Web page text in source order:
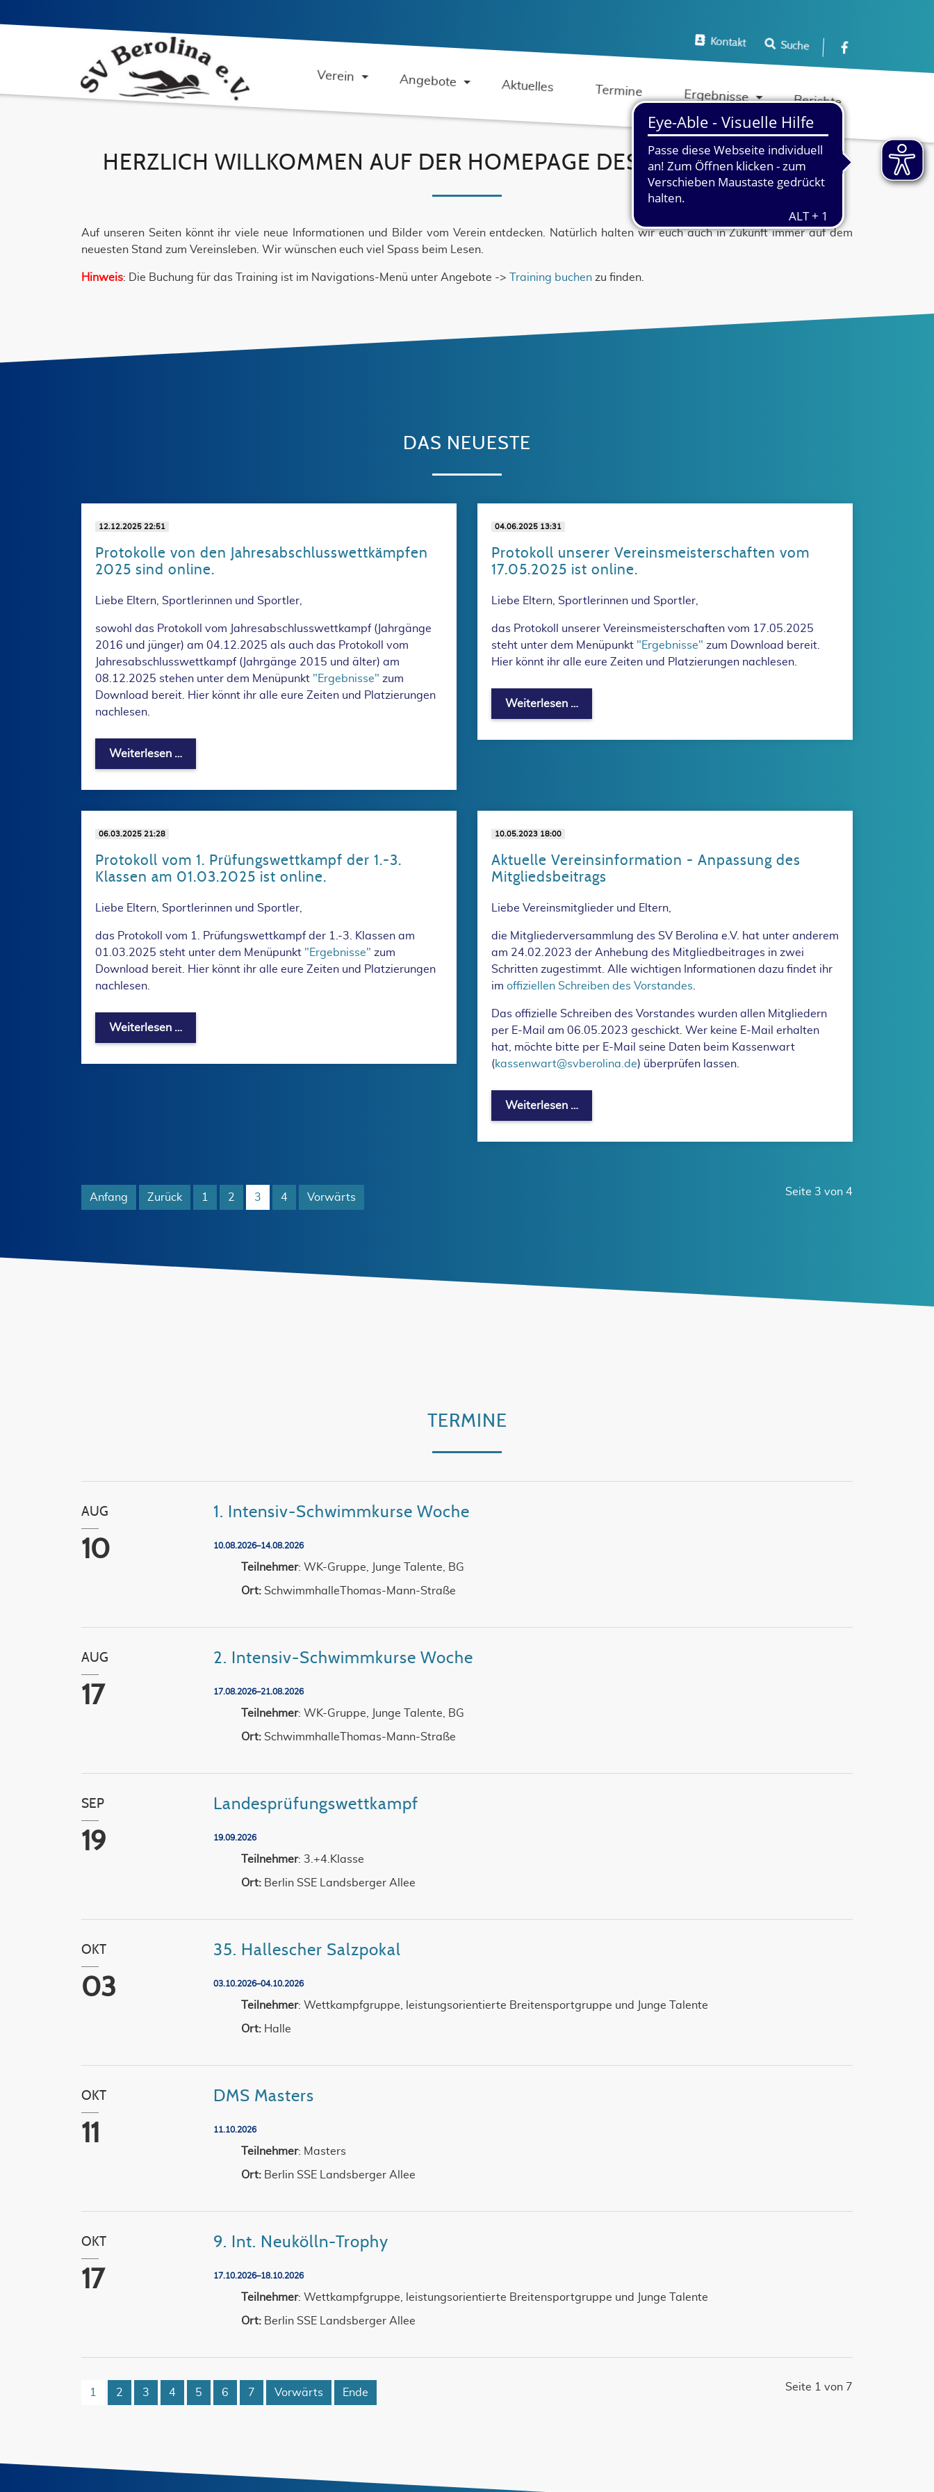
Kontakt Suche
Verein Angebote Aktuelles Termine Ergebnisse Berichte
HERZLICH WILLKOMMEN AUF DER HOMEPAGE DES SV BEROLINA E.V.
Auf unseren Seiten könnt ihr viele neue Informationen und Bilder vom Verein entdecken. Natürlich halten wir euch auch in Zukunft immer auf dem
neuesten Stand zum Vereinsleben. Wir wünschen euch viel Spass beim Lesen.
Hinweis: Die Buchung für das Training ist im Navigations-Menü unter Angebote -> Training buchen zu finden.
DAS NEUESTE
12.12.2025 22:51
Protokolle von den Jahresabschlusswettkämpfen
2025 sind online.
Liebe Eltern, Sportlerinnen und Sportler,
sowohl das Protokoll vom Jahresabschlusswettkampf (Jahrgänge
2016 und jünger) am 04.12.2025 als auch das Protokoll vom
Jahresabschlusswettkampf (Jahrgänge 2015 und älter) am
08.12.2025 stehen unter dem Menüpunkt "Ergebnisse" zum
Download bereit. Hier könnt ihr alle eure Zeiten und Platzierungen
nachlesen.
Weiterlesen …
04.06.2025 13:31
Protokoll unserer Vereinsmeisterschaften vom
17.05.2025 ist online.
Liebe Eltern, Sportlerinnen und Sportler,
das Protokoll unserer Vereinsmeisterschaften vom 17.05.2025
steht unter dem Menüpunkt "Ergebnisse" zum Download bereit.
Hier könnt ihr alle eure Zeiten und Platzierungen nachlesen.
Weiterlesen …
06.03.2025 21:28
Protokoll vom 1. Prüfungswettkampf der 1.-3.
Klassen am 01.03.2025 ist online.
Liebe Eltern, Sportlerinnen und Sportler,
das Protokoll vom 1. Prüfungswettkampf der 1.-3. Klassen am
01.03.2025 steht unter dem Menüpunkt "Ergebnisse" zum
Download bereit. Hier könnt ihr alle eure Zeiten und Platzierungen
nachlesen.
Weiterlesen … Protokoll vom 1. Prüfungswettkampf der 1.-3. Klassen am 01.03.2025 ist online.
10.05.2023 18:00
Aktuelle Vereinsinformation - Anpassung des
Mitgliedsbeitrags
Liebe Vereinsmitglieder und Eltern,
die Mitgliederversammlung des SV Berolina e.V. hat unter anderem
am 24.02.2023 der Anhebung des Mitgliedbeitrages in zwei
Schritten zugestimmt. Alle wichtigen Informationen dazu findet ihr
im offiziellen Schreiben des Vorstandes
Das offizielle Schreiben des Vorstandes wurden allen Mitgliedern
per E-Mail am 06.05.2023 geschickt. Wer keine E-Mail erhalten
hat, möchte bitte per E-Mail seine Daten beim Kassenwart
(kassenwart@svberolina.de) überprüfen lassen.
Weiterlesen …
Seite 3 von 4
Anfang Zurück 1 2 3 4 Vorwärts
TERMINE
AUG
10
1. Intensiv-Schwimmkurse Woche
10.08.2026–14.08.2026
Teilnehmer: WK-Gruppe, Junge Talente, BG
Ort: SchwimmhalleThomas-Mann-Straße
AUG
17
2. Intensiv-Schwimmkurse Woche
17.08.2026–21.08.2026
Teilnehmer: WK-Gruppe, Junge Talente, BG
Ort: SchwimmhalleThomas-Mann-Straße
SEP
19
Landesprüfungswettkampf
19.09.2026
Teilnehmer: 3.+4.Klasse
Ort: Berlin SSE Landsberger Allee
OKT
03
35. Hallescher Salzpokal
03.10.2026–04.10.2026
Teilnehmer: Wettkampfgruppe, leistungsorientierte Breitensportgruppe und Junge Talente
Ort: Halle
OKT
11
DMS Masters
11.10.2026
Teilnehmer: Masters
Ort: Berlin SSE Landsberger Allee
OKT
17
9. Int. Neukölln-Trophy
17.10.2026–18.10.2026
Teilnehmer: Wettkampfgruppe, leistungsorientierte Breitensportgruppe und Junge Talente
Ort: Berlin SSE Landsberger Allee
Seite 1 von 7
1 2 3 4 5 6 7 Vorwärts Ende